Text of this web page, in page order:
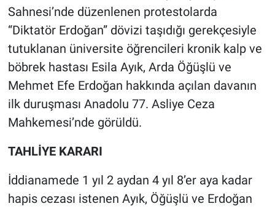
Sahnesi’nde düzenlenen protestolarda
“Diktatör Erdoğan” dövizi taşıdığı gerekçesiyle
tutuklanan üniversite öğrencileri kronik kalp ve
böbrek hastası Esila Ayık, Arda Öğüşlü ve
Mehmet Efe Erdoğan hakkında açılan davanın
ilk duruşması Anadolu 77. Asliye Ceza
Mahkemesi’nde görüldü.
TAHLİYE KARARI
İddianamede 1 yıl 2 aydan 4 yıl 8’er aya kadar
hapis cezası istenen Ayık, Öğüşlü ve Erdoğan
Gündem Özel
Günün görüntüsü
Haber
İlan
Kimdir
Koronavirüs